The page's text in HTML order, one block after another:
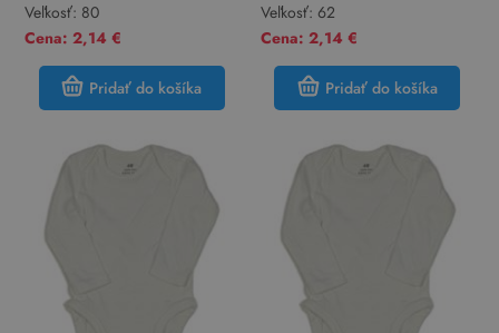
Veľkosť: 80
Cena: 2,14 €
Pridať do košíka
Veľkosť: 62
Cena: 2,14 €
Pridať do košíka